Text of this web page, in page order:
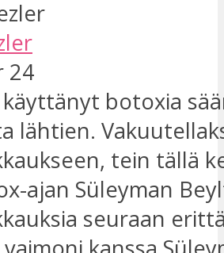
24
botoxia
lähtien.
tein tällä
ajan Süleyman
seuraan